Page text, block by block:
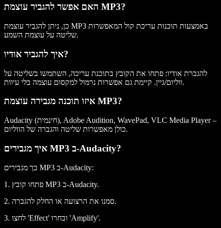
האם אפשר להגביר עוצמת MP3?
כן, ניתן להגביר עוצמת MP3 באמצעות תוכנות עריכת קול המאפשרות
שליטה על עוצמת השמע.
איך להגביר אודיו?
להגברת אודיו: פתחו את הקובץ בתוכנת עריכה, השתמשו בשליטה על
ווליום/גיין. קיימת גם אפשרות נרמול למקסום עוצמה בלי עיוות.
איזו תוכנה מגבירה עוצמת MP3?
Audacity (חינמית), Adobe Audition, WavePad, VLC Media Player –
כולן מאפשרות שליטה והגברה של הווליום.
איך מגבירים MP3 ב-Audacity?
כך מגבירים MP3 ב-Audacity:
1. פתחו קובץ MP3 ב-Audacity.
2. סמנו את הרצועה או החלק להגברה.
3. לחצו 'Effect' ובחרו 'Amplify'.